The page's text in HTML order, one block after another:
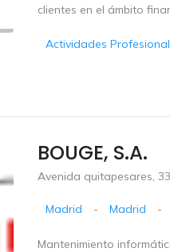
clientes en el ámbito
Actividades
BOUGE, S.A.
Avenida quitapesares,
Madrid - Madrid -
Mantenimiento